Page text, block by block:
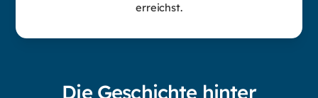
erreichst.
Die Geschichte hinter